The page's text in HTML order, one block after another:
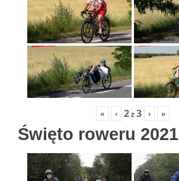
« ‹ 2z3 › »
Święto roweru 2021